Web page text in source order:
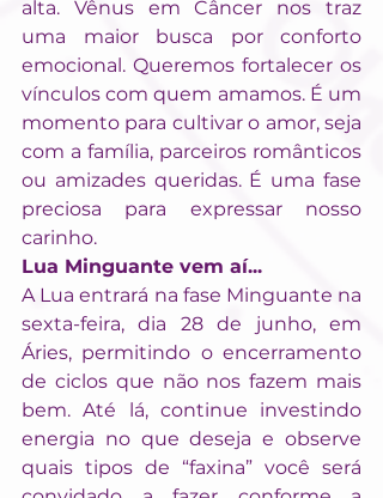
alta. Vênus em Câncer nos traz
uma maior busca por conforto
emocional. Queremos fortalecer os
vínculos com quem amamos. É um
momento para cultivar o amor, seja
com a família, parceiros românticos
ou amizades queridas. É uma fase
preciosa para expressar nosso
carinho.
Lua Minguante vem aí...
A Lua entrará na fase Minguante na
sexta-feira, dia 28 de junho, em
Áries, permitindo o encerramento
de ciclos que não nos fazem mais
bem. Até lá, continue investindo
energia no que deseja e observe
quais tipos de “faxina” você será